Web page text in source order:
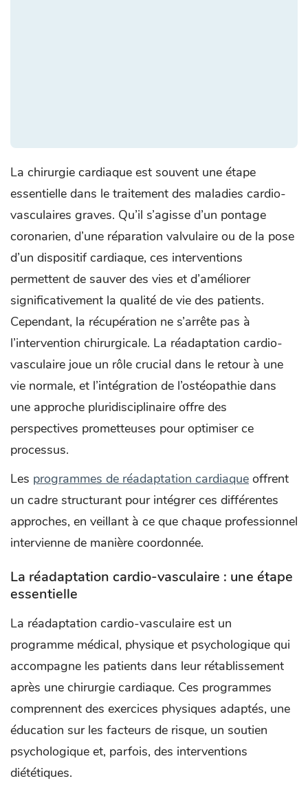
La chirurgie cardiaque est souvent une étape
essentielle dans le traitement des maladies cardio-
vasculaires graves. Qu’il s’agisse d’un pontage
coronarien, d’une réparation valvulaire ou de la pose
d’un dispositif cardiaque, ces interventions
permettent de sauver des vies et d’améliorer
significativement la qualité de vie des patients.
Cependant, la récupération ne s’arrête pas à
l’intervention chirurgicale. La réadaptation cardio-
vasculaire joue un rôle crucial dans le retour à une
vie normale, et l’intégration de l’ostéopathie dans
une approche pluridisciplinaire offre des
perspectives prometteuses pour optimiser ce
processus.
Les programmes de réadaptation cardiaque offrent
un cadre structurant pour intégrer ces différentes
approches, en veillant à ce que chaque professionnel
intervienne de manière coordonnée.
La réadaptation cardio-vasculaire : une étape
essentielle
La réadaptation cardio-vasculaire est un
programme médical, physique et psychologique qui
accompagne les patients dans leur rétablissement
après une chirurgie cardiaque. Ces programmes
comprennent des exercices physiques adaptés, une
éducation sur les facteurs de risque, un soutien
psychologique et, parfois, des interventions
diététiques.